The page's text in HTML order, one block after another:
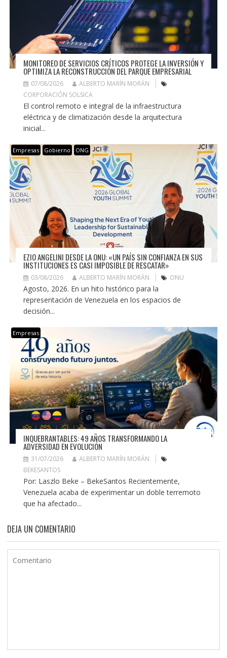
MONITOREO DE SERVICIOS CRÍTICOS PROTEGE LA INVERSIÓN Y
OPTIMIZA LA RECONSTRUCCIÓN DEL PARQUE EMPRESARIAL
07/08/2026
ALBERTO MARÍN MORÁN
CORPORACIÓN SOLSICA
El control remoto e integral de la infraestructura
eléctrica y de climatización desde la arquitectura
inicial...
Empresas Gobierno ONG
EZIO ANGELINI DESDE LA ONU: «UN PAÍS SIN CONFIANZA EN SUS
INSTITUCIONES ES CASI IMPOSIBLE DE RESCATAR»
03/08/2026 ALBERTO MARÍN MORÁN ONU
Agosto, 2026. En un hito histórico para la
representación de Venezuela en los espacios de
decisión...
Empresas
INQUEBRANTABLES: 49 AÑOS TRANSFORMANDO LA
ADVERSIDAD EN EVOLUCIÓN
31/07/2026
ALBERTO MARÍN MORÁN
BEKESANTOS
Por: Laszlo Beke – BekeSantos Recientemente,
Venezuela acaba de experimentar un doble terremoto
que ha afectado...
DEJA UN COMENTARIO